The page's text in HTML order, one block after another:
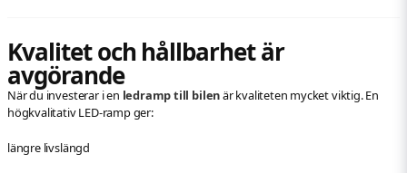
Kvalitet och hållbarhet är
avgörande
När du investerar i en ledramp till bilenär kvaliteten mycket viktig. En
högkvalitativ LED-ramp ger:
längre livslängd